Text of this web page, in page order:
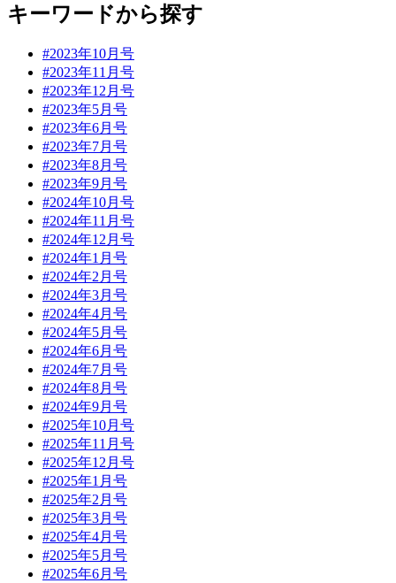
キーワードから探す
#2023年10月号
#2023年11月号
#2023年12月号
#2023年5月号
#2023年6月号
#2023年7月号
#2023年8月号
#2023年9月号
#2024年10月号
#2024年11月号
#2024年12月号
#2024年1月号
#2024年2月号
#2024年3月号
#2024年4月号
#2024年5月号
#2024年6月号
#2024年7月号
#2024年8月号
#2024年9月号
#2025年10月号
#2025年11月号
#2025年12月号
#2025年1月号
#2025年2月号
#2025年3月号
#2025年4月号
#2025年5月号
#2025年6月号